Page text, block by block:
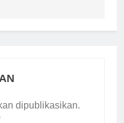
dipublikasikan.